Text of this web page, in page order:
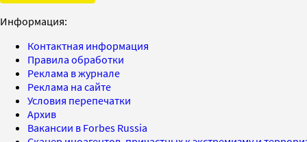
Информация:
Контактная информация
Правила обработки
Реклама в журнале
Реклама на сайте
Условия перепечатки
Архив
Вакансии в Forbes Russia